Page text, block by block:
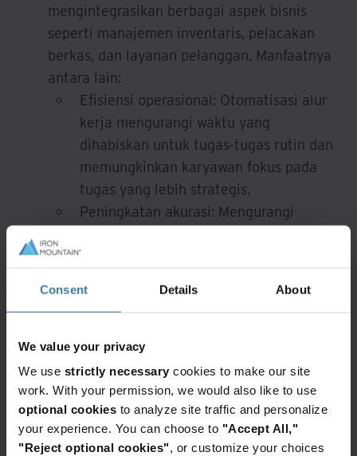
Consent Details About
We value your privacy
We use strictly necessary cookies to make our site
work. With your permission, we would also like to use
optional cookies to analyze site traffic and personalize
your experience. You can choose to "Accept All,"
"Reject optional cookies", or customize your choices
mengintegrasikan berbagai aspek bisnis
seperti manajemen inventaris, pelacakan
berkas, dan layanan pelanggan. Manfaatnya
antara lain:
Efisiensi operasional: Otomatisasi alur
kerja mengurangi waktu yang
dihabiskan untuk tugas-tugas rutin dan
memungkinkan karyawan fokus pada
tugas yang lebih strategis.
Peningkatan akurasi: Mengurangi
data dan memastikan bahwa informasi
Pelatihan dan pengembangan
Kunci sukses dalam transformasi digital
adalah memastikan bahwa karyawan
memiliki keterampilan yang diperlukan untuk